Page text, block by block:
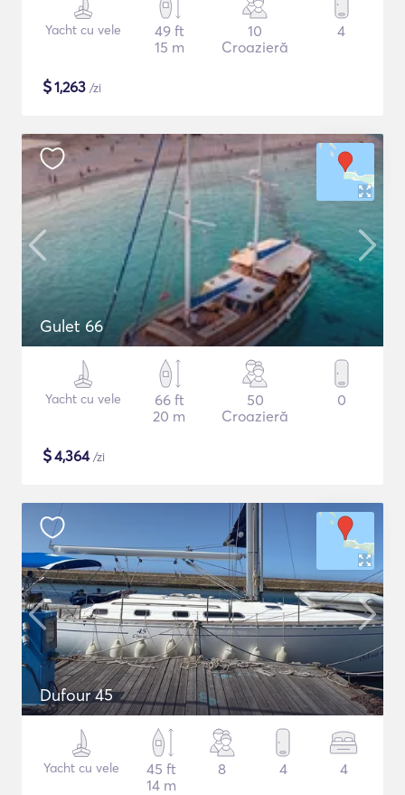
Yacht cu vele
49 ft
15 m
10
Croazieră
4
$1,263 /zi
Gulet 66
Yacht cu vele
66 ft
20 m
50
Croazieră
0
$4,364/zi
Dufour 45
Yacht cu vele
45 ft
14 m
8 4 4